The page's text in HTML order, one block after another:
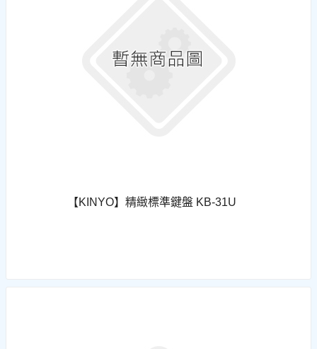
【KINYO】精緻標準鍵盤 KB-31U